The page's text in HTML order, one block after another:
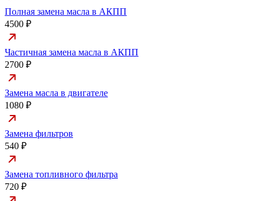
Полная замена масла в АКПП
4500 ₽
Частичная замена масла в АКПП
2700 ₽
Замена масла в двигателе
1080 ₽
Замена фильтров
540 ₽
Замена топливного фильтра
720 ₽